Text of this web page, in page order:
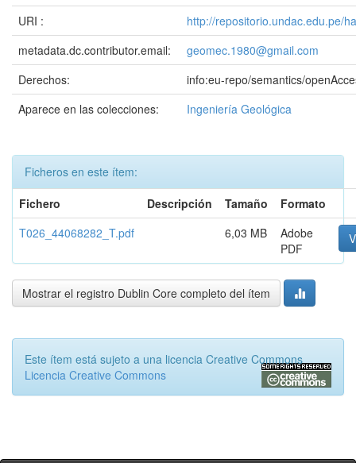
URI :
http://repositorio.undac.edu.pe/
metadata.dc.contributor.email:
geomec.1980@gmail.com
Derechos:
info:eu-repo/semantics/
Aparece en las colecciones:
Ingeniería Geológica
Ficheros en este ítem:
Fichero
Descripción Tamaño
Formato
T026_44068282_T.pdf
6,03 MB
Adobe
PDF
Mostrar el registro Dublin Core completo del ítem
Este ítem está sujeto a una licencia Creative Commons
Licencia Creative Commons